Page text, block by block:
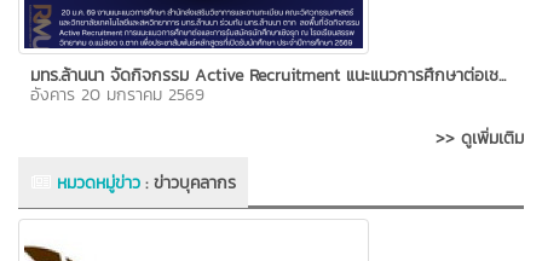
มทร.ล้านนา จัดกิจกรรม Active Recruitment แนะแนวการศึกษาต่อเช...
อังคาร 20 มกราคม 2569
>> ดูเพิ่มเติม
หมวดหมู่ข่าว:ข่าวบุคลากร